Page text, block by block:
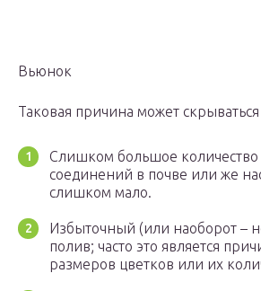
Вьюнок
Таковая причина может
Слишком большое количество
соединений в почве или же
слишком мало.
Избыточный (или наоборот –
полив; часто это является
размеров цветков или их